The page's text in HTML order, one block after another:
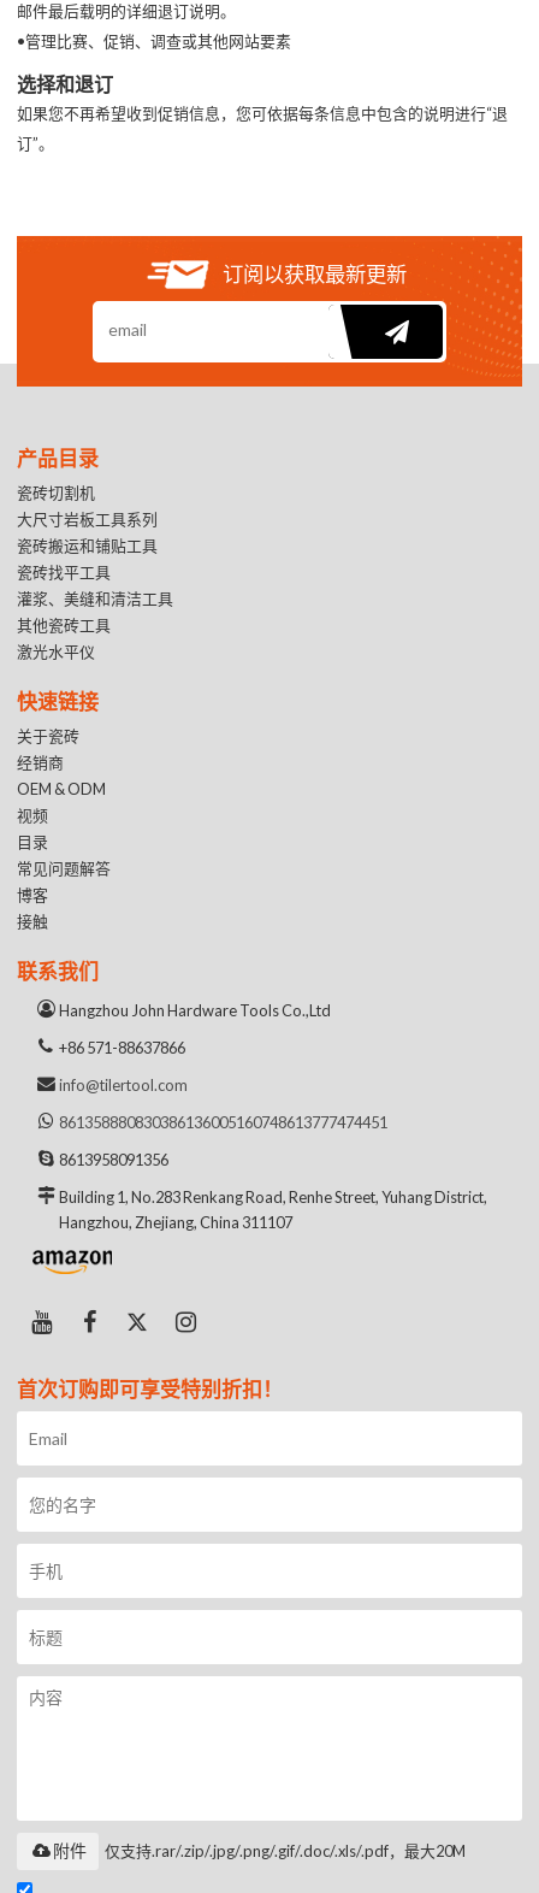
邮件最后载明的详细退订说明。
•管理比赛、促销、调查或其他网站要素
选择和退订
如果您不再希望收到促销信息，您可依据每条信息中包含的说明进行“退
订”。
订阅以获取最新更新
产品目录
瓷砖切割机
大尺寸岩板工具系列
瓷砖搬运和铺贴工具
瓷砖找平工具
灌浆、美缝和清洁工具
其他瓷砖工具
激光水平仪
快速链接
关于瓷砖
经销商
OEM & ODM
视频
目录
常见问题解答
博客
接触
联系我们
Hangzhou John Hardware Tools Co.,Ltd
+86 571-88637866
info@tilertool.com
861358880830386136005160748613777474451
8613958091356
Building 1, No.283 Renkang Road, Renhe Street, Yuhang District,
Hangzhou, Zhejiang, China 311107
首次订购即可享受特别折扣！
仅支持.rar/.zip/.jpg/.png/.gif/.doc/.xls/.pdf，最大20M
附件